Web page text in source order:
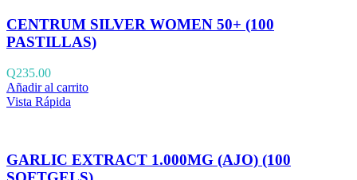
CENTRUM SILVER WOMEN 50+ (100
PASTILLAS)
Q235.00
Añadir al carrito
Vista Rápida
GARLIC EXTRACT 1.000MG (AJO) (100